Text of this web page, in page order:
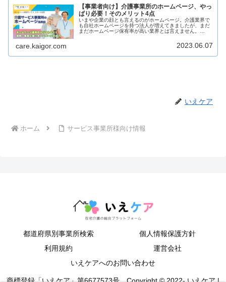
【事業者向け】介護事業所のホームページ、やっ
ぱり必要！そのメリット4点
いまや企業の顔とも言えるのがホームページ。介護業界で
も自社ホームページを持つ法人が増えてきましたが、まだ
まだホームページ保有率が高い業界とは言えません。
care.kaigor.com 2023.06.07
いえケア
ホーム サービス事業所様向け情報
都道府県別事業所検索
個人情報保護方針
利用規約
運営会社
いえケアへのお問い合わせ